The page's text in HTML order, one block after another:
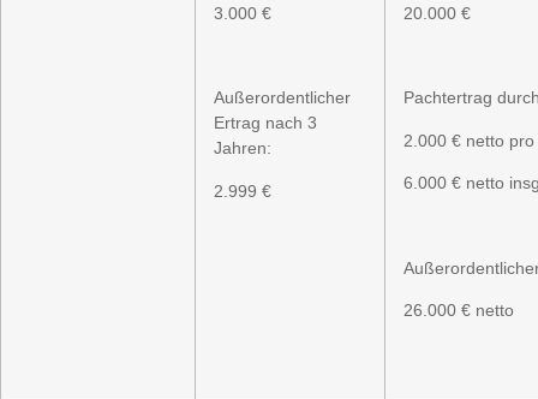
3.000 €
Außerordentlicher
Ertrag nach 3
Jahren:
2.999 €
20.000 €
Pachtertrag
2.000 € netto
6.000 € netto
26.000 € netto